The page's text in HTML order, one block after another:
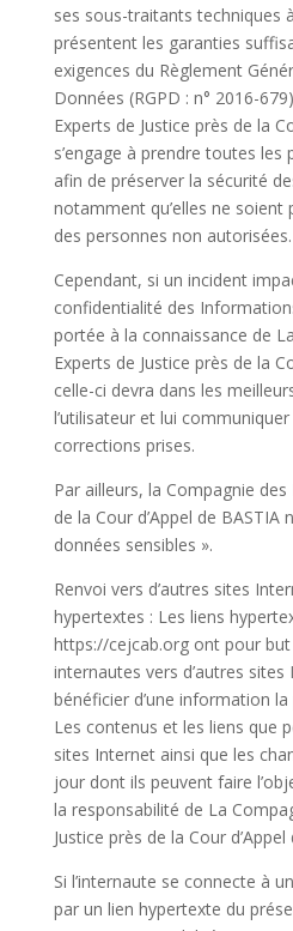
ses sous-traitants techniques
présentent les garanties
exigences du Règlement
Données (RGPD : n° 2016-
Experts de Justice près de la
s’engage à prendre toutes les
afin de préserver la sécurité
notamment qu’elles ne soient
des personnes non autorisées.
Cependant, si un incident
confidentialité des
portée à la connaissance de
Experts de Justice près de la
celle-ci devra dans les
l’utilisateur et lui
corrections prises.
Par ailleurs, la Compagnie des
de la Cour d’Appel de BASTIA
données sensibles ».
Renvoi vers d’autres sites
hypertextes : Les liens
https://cejcab.org ont pour
internautes vers d’autres
bénéficier d’une information
Les contenus et les liens que
sites Internet ainsi que les
jour dont ils peuvent faire
la responsabilité de La
Justice près de la Cour d’Appel
Si l’internaute se connecte à
par un lien hypertexte du